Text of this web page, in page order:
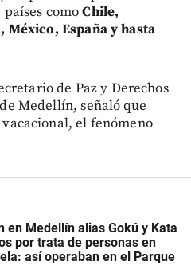
países comoChile,
México, España y hasta
de Paz y Derechos
Medellín, señaló que
el fenómeno
en Medellín alias Gokú y Kata
por trata de personas en
así operaban en el Parque